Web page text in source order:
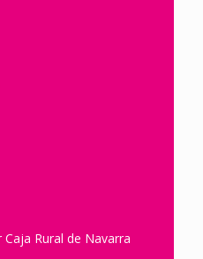
Rural de Navarra